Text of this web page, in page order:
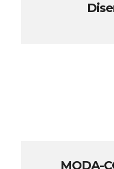
MODA-